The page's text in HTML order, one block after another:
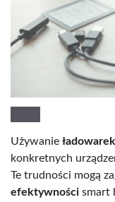
Używanie ładowarek
konkretnych
Te trudności mogą
efektywności smart